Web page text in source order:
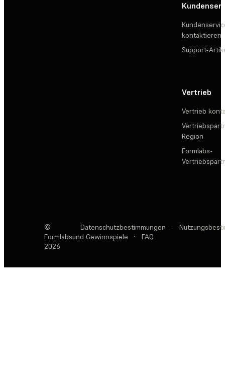
kontaktieren
Support-
Vertrieb
Vertrieb
Region
Formlabs-
©
Formlabs
2026
Datenschutzbestimmungen ·
und Gewinnspiele
· FAQ